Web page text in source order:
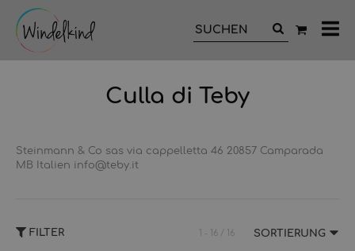
Culla di Teby
Steinmann & Co sas via cappelletta 46 20857 Camparada
MB Italien info@teby.it
FILTER 1 - 16 / 16 SORTIERUNG